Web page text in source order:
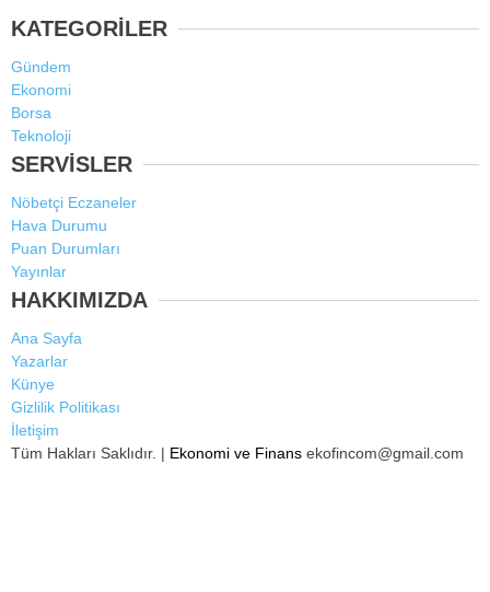
KATEGORİLER
Gündem
Ekonomi
Borsa
Teknoloji
SERVİSLER
Nöbetçi Eczaneler
Hava Durumu
Puan Durumları
Yayınlar
HAKKIMIZDA
Ana Sayfa
Yazarlar
Künye
Gizlilik Politikası
İletişim
Tüm Hakları Saklıdır. | Ekonomi ve Finans ekofincom@gmail.com